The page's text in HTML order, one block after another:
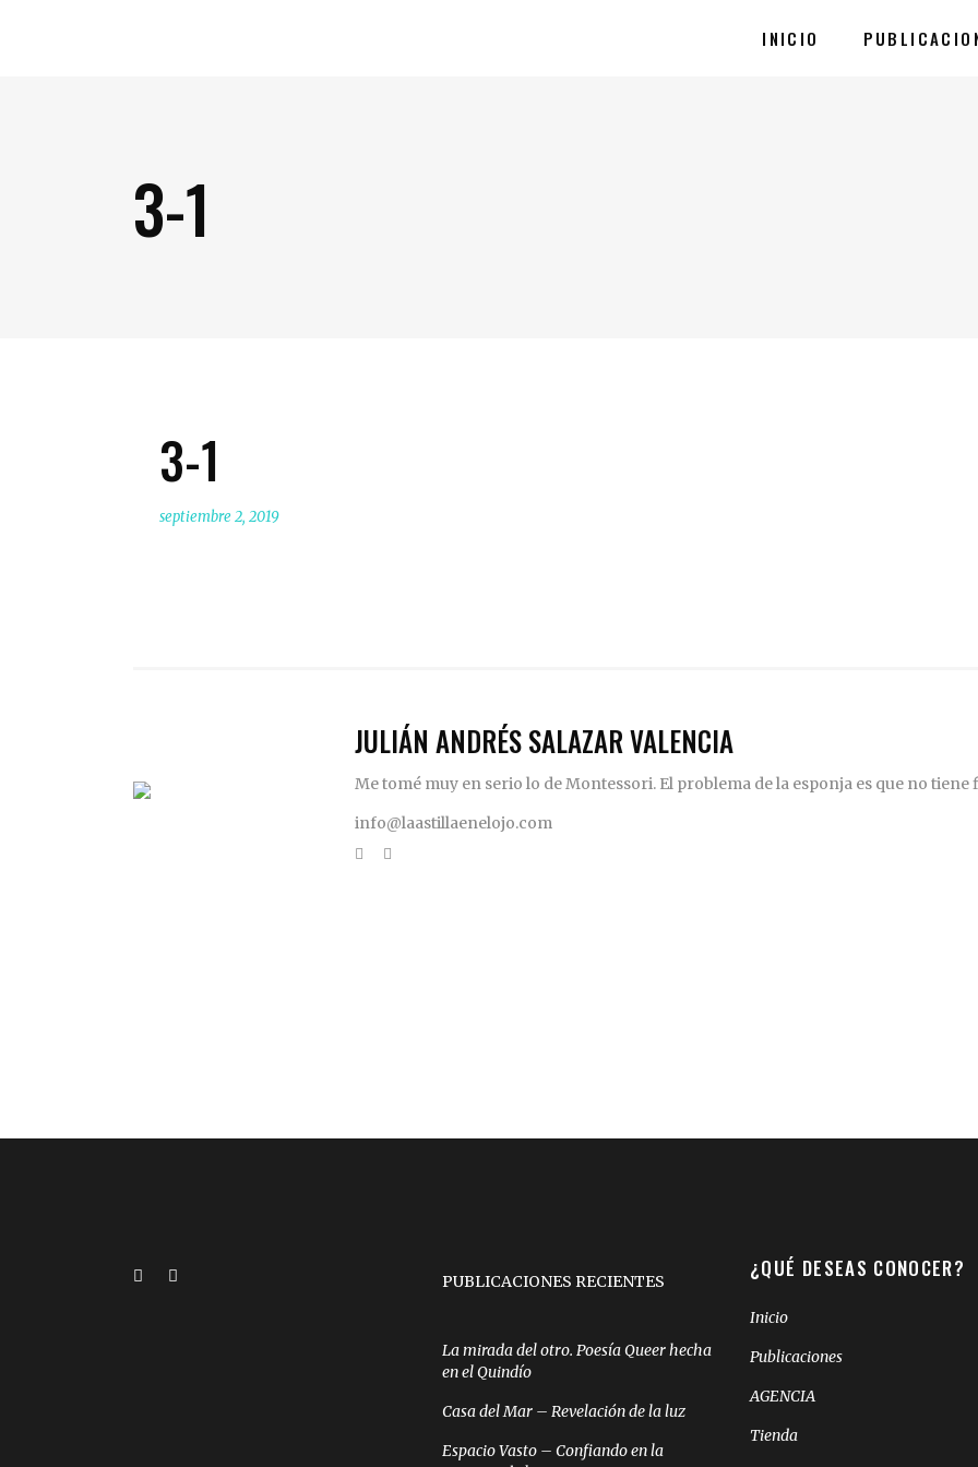
INICIO
3-1
3-1
septiembre 2, 2019
JULIÁN ANDRÉS SALAZAR VALENCIA
Me tomé muy en serio lo de Montessori. El problema de la esponja es que no tiene
info@laastillaenelojo.com
PUBLICACIONES RECIENTES
La mirada del otro. Poesía Queer hecha
en el Quindío
Casa del Mar – Revelación de la luz
Espacio Vasto – Confiando en la
¿QUÉ DESEAS CONOCER?
Inicio
Publicaciones
AGENCIA
Tienda